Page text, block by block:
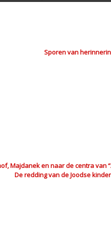
Sporen van
De redding van de Joodse
Majdanek en naar de centra van